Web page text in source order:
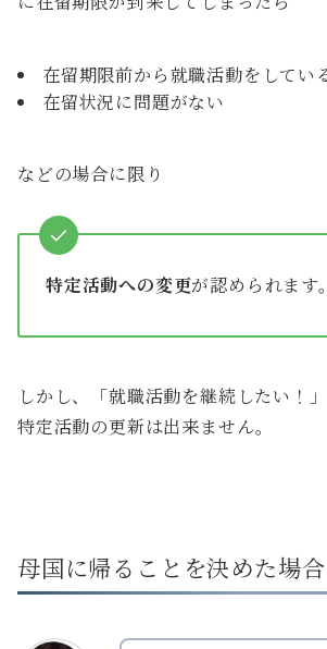
在留期限前から就職活動をしてい
在留状況に問題がない
などの場合に限り
特定活動への変更が認められます。
しかし、「就職活動を継続したい！
特定活動の更新は出来ません。
母国に帰ることを決めた場合